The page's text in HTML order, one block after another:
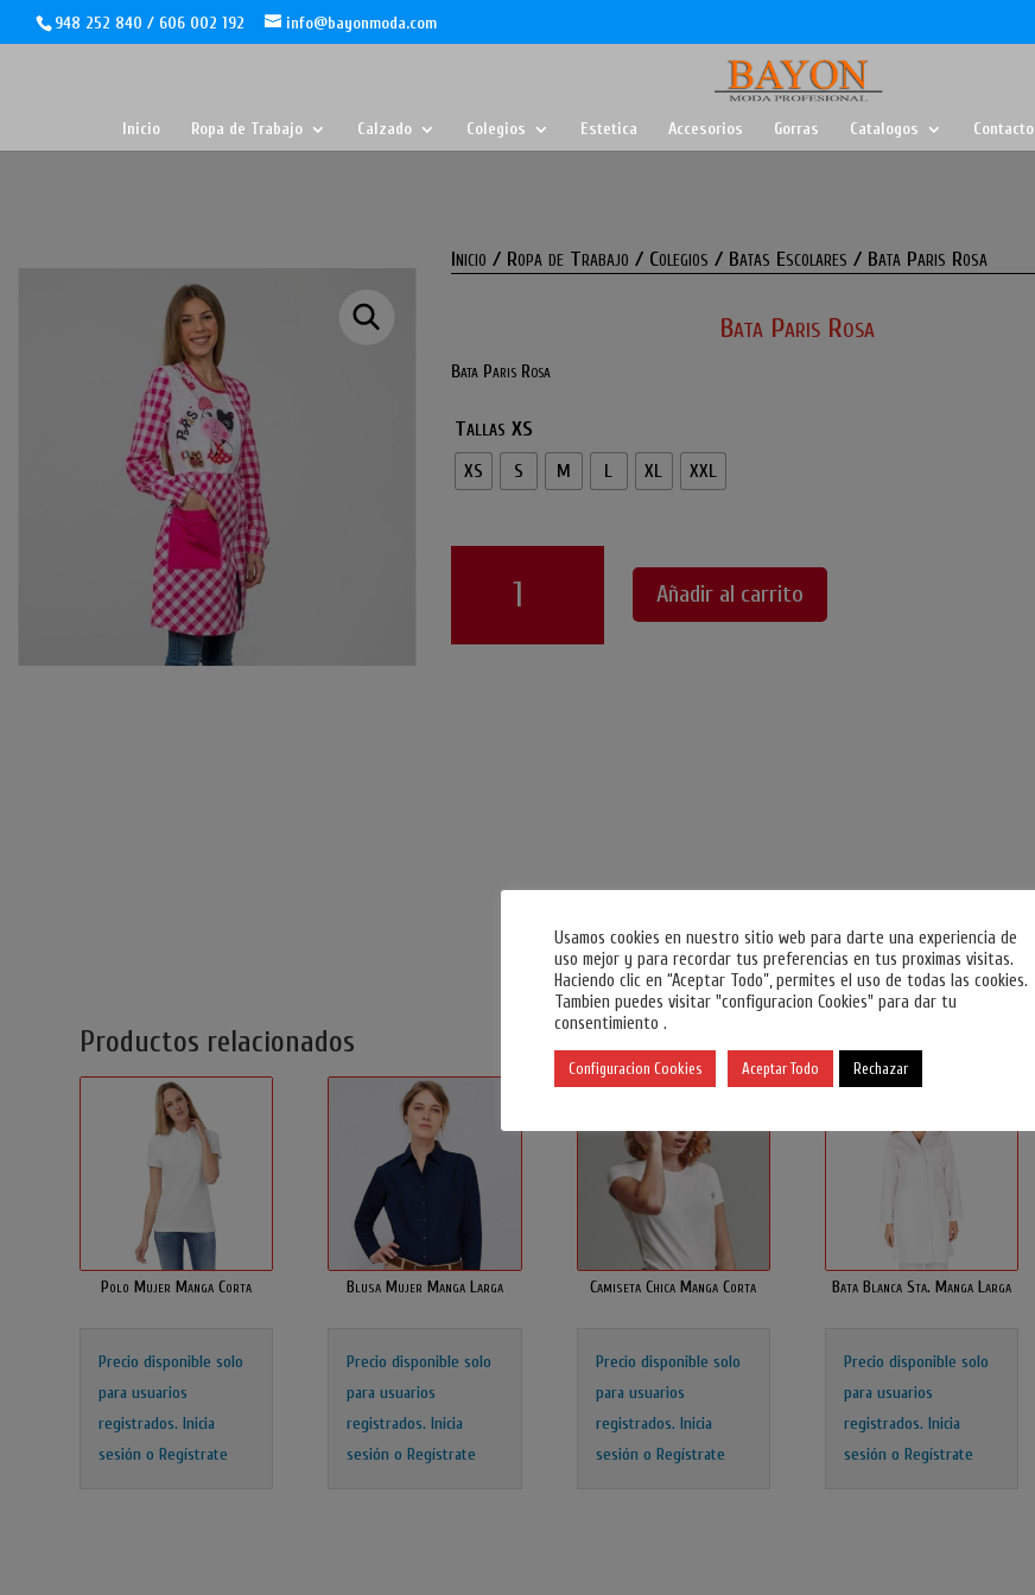
948 252 840 / 606 002 192 info@bayonmoda.com
Inicio Ropa de Trabajo Calzado Colegios Estetica Accesorios Gorras Catalogos Contacto
Inicio / Ropa de Trabajo / Colegios / Batas Escolares / Bata Paris Rosa
Bata Paris Rosa
Bata Paris Rosa
Tallas XS
XS S M L XL XXL
cantidad
Añadir al carrito
Productos relacionados
Polo Mujer Manga Corta
Precio disponible solo
para usuarios
registrados.Inicia
sesión o Regístrate
Blusa Mujer Manga Larga
Precio disponible solo
para usuarios
registrados.Inicia
sesión o Regístrate
Camiseta Chica Manga Corta
Precio disponible solo
para usuarios
registrados. Inicia
sesión o Regístrate
Bata Blanca Sta. Manga Larga
Precio disponible solo
para usuarios
registrados. Inicia
sesión o Regístrate
Usamos cookies en nuestro sitio web para darte una experiencia de
uso mejor y para recordar tus preferencias en tus proximas visitas.
Haciendo clic en “Aceptar Todo”, permites el uso de todas las cookies.
Tambien puedes visitar "configuracion Cookies" para dar tu
consentimiento .
Configuracion Cookies Aceptar Todo Rechazar